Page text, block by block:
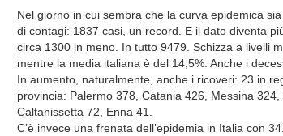
Nel giorno in cui sembra che la curva epidemica
di contagi: 1837 casi, un record. E il dato diventa
circa 1300 in meno. In tutto 9479. Schizza a livelli
mentre la media italiana è del 14,5%. Anche i
In aumento, naturalmente, anche i ricoveri: 23 in
provincia: Palermo 378, Catania 426, Messina
Caltanissetta 72, Enna 41.
C’è invece una frenata dell’epidemia in Italia con